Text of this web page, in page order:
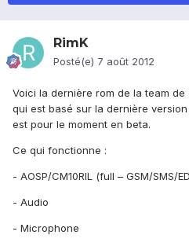
RimK
Posté(e) 7 août 2012
Voici la dernière rom de la team de
qui est basé sur la dernière
est pour le moment en beta.
Ce qui fonctionne :
- AOSP/CM10RIL (full – GSM/SMS/
- Audio
- Microphone